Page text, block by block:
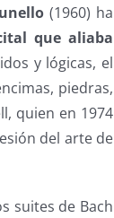
(1960) ha
que aliaba
y lógicas, el
piedras,
quien en 1974
del arte de
suites de Bach